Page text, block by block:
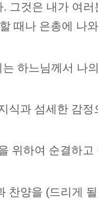
것은 내가 여
때나 은총에 나
하느님께서 나
식과 섬세한 감정
위하여 순결하고
찬양을 (드리게